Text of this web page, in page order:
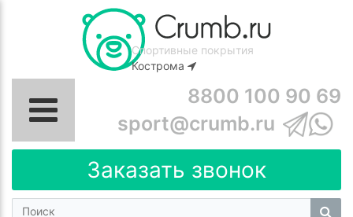
Спортивные покрытия
Кострома
8800 100 90 69
sport@crumb.ru
Заказать звонок